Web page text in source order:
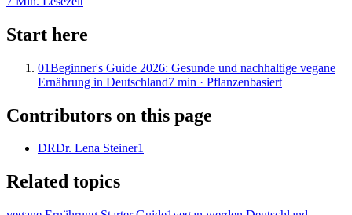
Start here
01Beginner's Guide 2026: Gesunde und nachhaltige vegane
Ernährung in Deutschland7 min · Pflanzenbasiert
Contributors on this page
DRDr. Lena Steiner1
Related topics